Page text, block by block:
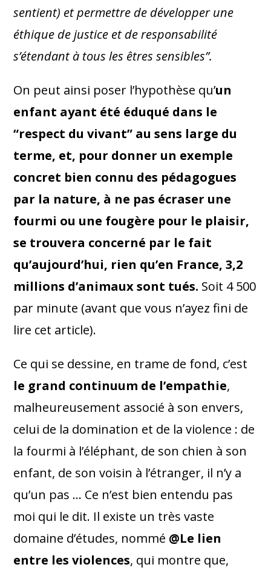
sentient) et permettre de développer une
éthique de justice et de responsabilité
s’étendant à tous les êtres sensibles”.
On peut ainsi poser l’hypothèse qu’un
enfant ayant été éduqué dans le
“respect du vivant” au sens large du
terme, et, pour donner un exemple
concret bien connu des pédagogues
par la nature, à ne pas écraser une
fourmi ou une fougère pour le plaisir,
se trouvera concerné par le fait
qu’aujourd’hui, rien qu’en France, 3,2
millions d’animaux sont tués. Soit 4 500
par minute (avant que vous n’ayez fini de
lire cet article).
Ce qui se dessine, en trame de fond, c’est
le grand continuum de l’empathie,
malheureusement associé à son envers,
celui de la domination et de la violence : de
la fourmi à l’éléphant, de son chien à son
enfant, de son voisin à l’étranger, il n’y a
qu’un pas … Ce n’est bien entendu pas
moi qui le dit. Il existe un très vaste
domaine d’études, nommé @Le lien
entre les violences, qui montre que,